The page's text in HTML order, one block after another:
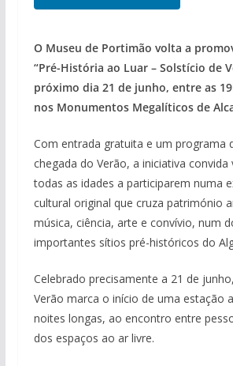
pub
O Museu de Portimão volta a
“Pré-História ao Luar – Solstício de
próximo dia 21 de junho, entre as
nos Monumentos Megalíticos de
Com entrada gratuita e um programa
chegada do Verão, a iniciativa convida
todas as idades a participarem numa
cultural original que cruza património
música, ciência, arte e convívio, num
importantes sítios pré-históricos do
Celebrado precisamente a 21 de
Verão marca o início de uma estação
noites longas, ao encontro entre
dos espaços ao ar livre.